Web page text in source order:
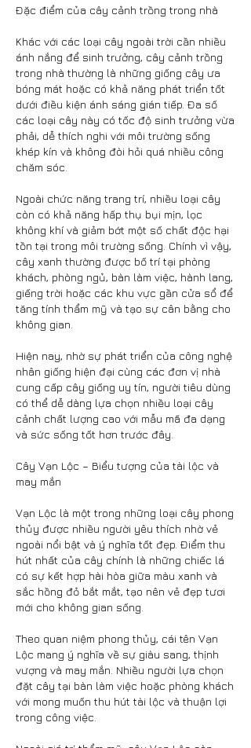
Đặc điểm của cây cảnh trồng trong nhà
Khác với các loại cây ngoài trời cần nhiều
ánh nắng để sinh trưởng, cây cảnh trồng
trong nhà thường là những giống cây ưa
bóng mát hoặc có khả năng phát triển tốt
dưới điều kiện ánh sáng gián tiếp. Đa số
các loại cây này có tốc độ sinh trưởng vừa
phải, dễ thích nghi với môi trường sống
khép kín và không đòi hỏi quá nhiều công
chăm sóc.
Ngoài chức năng trang trí, nhiều loại cây
còn có khả năng hấp thụ bụi mịn, lọc
không khí và giảm bớt một số chất độc hại
tồn tại trong môi trường sống. Chính vì vậy,
cây xanh thường được bố trí tại phòng
khách, phòng ngủ, bàn làm việc, hành lang,
giếng trời hoặc các khu vực gần cửa sổ để
tăng tính thẩm mỹ và tạo sự cân bằng cho
không gian.
Hiện nay, nhờ sự phát triển của công nghệ
nhân giống hiện đại cùng các đơn vị nhà
cung cấp cây giống uy tín, người tiêu dùng
có thể dễ dàng lựa chọn nhiều loại cây
cảnh chất lượng cao với mẫu mã đa dạng
và sức sống tốt hơn trước đây.
Cây Vạn Lộc – Biểu tượng của tài lộc và
may mắn
Vạn Lộc là một trong những loại cây phong
thủy được nhiều người yêu thích nhờ vẻ
ngoài nổi bật và ý nghĩa tốt đẹp. Điểm thu
hút nhất của cây chính là những chiếc lá
có sự kết hợp hài hòa giữa màu xanh và
sắc hồng đỏ bắt mắt, tạo nên vẻ đẹp tươi
mới cho không gian sống.
Theo quan niệm phong thủy, cái tên Vạn
Lộc mang ý nghĩa về sự giàu sang, thịnh
vượng và may mắn. Nhiều người lựa chọn
đặt cây tại bàn làm việc hoặc phòng khách
với mong muốn thu hút tài lộc và thuận lợi
trong công việc.